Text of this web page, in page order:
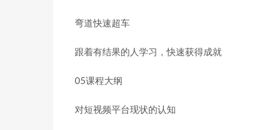
弯道快速超车
跟着有结果的人学习，快速获得成就
05课程大纲
对短视频平台现状的认知